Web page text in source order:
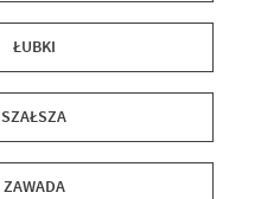
ŁUBKI
SZAŁSZA
ZAWADA